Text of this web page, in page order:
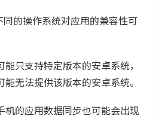
的操作系统对应用的兼容性可
只支持特定版本的安卓系统，
无法提供该版本的安卓系统。
机的应用数据同步也可能会出现